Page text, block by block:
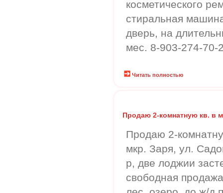
косметического
стиральная
дверь, на
мес. 8-903-274-70-
Читать полностью
Продаю 2-комнатную кв. в
Продаю 2-
мкр. Заря, ул.
р, две лоджии
свободная